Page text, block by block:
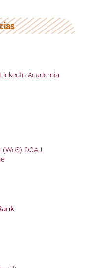
LinkedIn Academia
(WoS) DOAJ